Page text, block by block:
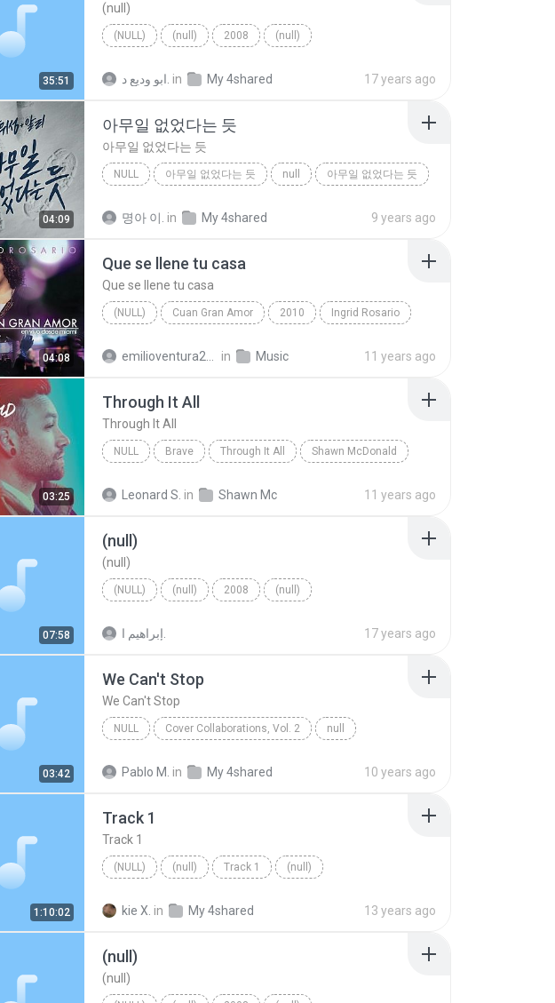
35:51
(null)
(NULL) (null) 2008 (null)
in My 4shared 17 years ago
04:09
아무일 없었다는 듯
아무일 없었다는 듯
NULL 아무일 없었다는 듯 null 아무일 없었다는 듯
명아 이. in My 4shared 9 years ago
04:08
Que se llene tu casa
Que se llene tu casa
(NULL) Cuan Gran Amor 2010 Ingrid Rosario
in Music 11 years ago
03:25
Through It All
Through It All
NULL Brave Through It All Shawn McDonald
Leonard S. in Shawn Mc 11 years ago
07:58
(null)
(null)
(NULL) (null) 2008 (null)
17 years ago
03:42
We Can't Stop
We Can't Stop
NULL Cover Collaborations, Vol. 2 null
Pablo M. in My 4shared 10 years ago
1:10:02
Track 1
Track 1
(NULL) (null) Track 1 (null)
kie X. in My 4shared 13 years ago
(null)
(null)